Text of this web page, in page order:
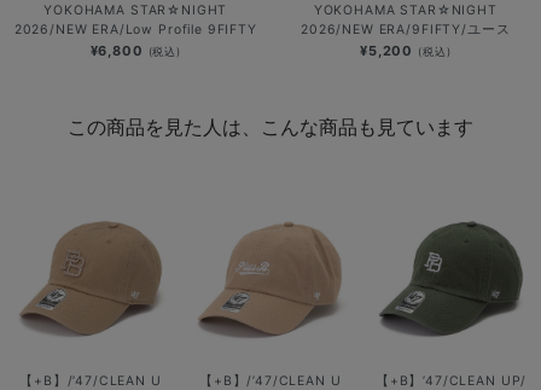
YOKOHAMA STAR☆NIGHT
2026/NEW ERA/Low Profile 9FIFTY
¥6,800 (税込)
YOKOHAMA STAR☆NIGHT
2026/NEW ERA/9FIFTY/ユース
¥5,200 (税込)
この商品を見た人は、こんな商品も見ています
【+B】/’47/CLEAN U
【+B】/’47/CLEAN U
【+B】’47/CLEAN UP/